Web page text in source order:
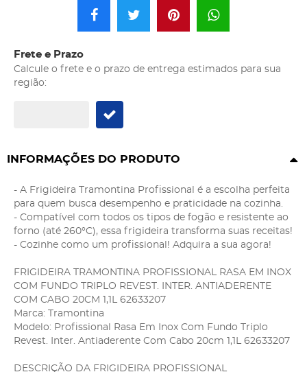
Frete e Prazo
Calcule o frete e o prazo de entrega estimados para sua
região:
INFORMAÇÕES DO PRODUTO
- A Frigideira Tramontina Profissional é a escolha perfeita
para quem busca desempenho e praticidade na cozinha.
- Compatível com todos os tipos de fogão e resistente ao
forno (até 260°C), essa frigideira transforma suas receitas!
- Cozinhe como um profissional! Adquira a sua agora!
FRIGIDEIRA TRAMONTINA PROFISSIONAL RASA EM INOX
COM FUNDO TRIPLO REVEST. INTER. ANTIADERENTE
COM CABO 20CM 1,1L 62633207
Marca: Tramontina
Modelo: Profissional Rasa Em Inox Com Fundo Triplo
Revest. Inter. Antiaderente Com Cabo 20cm 1,1L 62633207
DESCRIÇÃO DA FRIGIDEIRA PROFISSIONAL